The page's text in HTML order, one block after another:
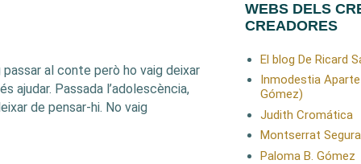
al conte però ho vaig deixar
ajudar. Passada l’adolescència,
de pensar-hi. No vaig
WEBS DELS
CREADORES
El blog De Ricard
Inmodestia
Gómez)
Judith Cromática
Montserrat Segura
Paloma B. Gómez